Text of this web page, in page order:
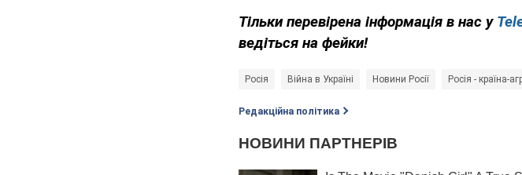
Тільки перевірена інформація в нас у
ведіться на фейки!
Росія Війна в Україні Новини Росії Росія - країна-
Редакційна політика